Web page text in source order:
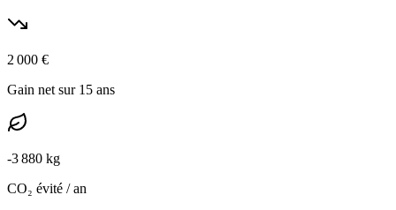
2 000 €
Gain net sur 15 ans
-3 880 kg
CO₂ évité / an